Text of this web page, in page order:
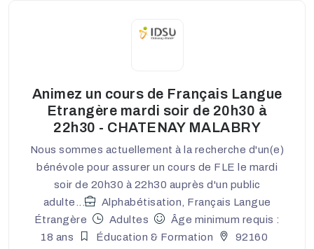
Animez un cours de Français Langue
Etrangère mardi soir de 20h30 à
22h30 - CHATENAY MALABRY
Nous sommes actuellement à la recherche d'un(e)
bénévole pour assurer un cours de FLE le mardi
soir de 20h30 à 22h30 auprès d'un public
adulte...
Alphabétisation, Français Langue
Étrangère
Adultes
Âge minimum requis :
18 ans
Éducation & Formation 92160